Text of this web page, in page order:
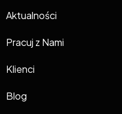
Aktualności
Pracuj z Nami
Klienci
Blog